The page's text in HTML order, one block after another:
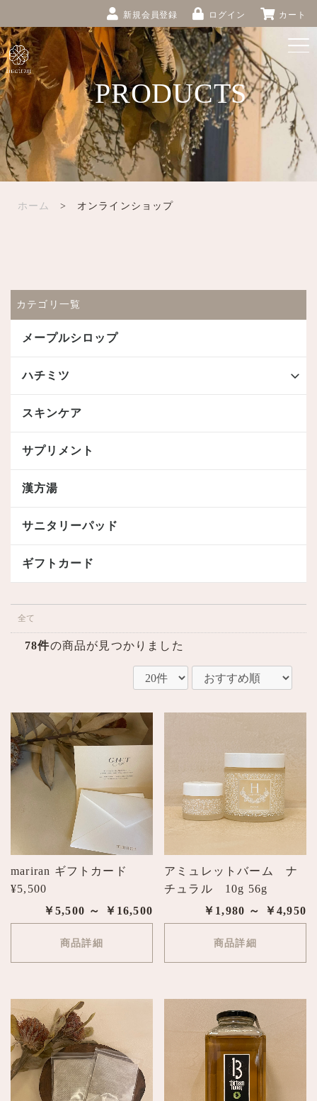
新規会員登録 ログイン カート
PRODUCTS
ホーム > オンラインショップ
カテゴリ一覧
メープルシロップ
ハチミツ
スキンケア
サプリメント
漢方湯
サニタリーパッド
ギフトカード
全て
78件の商品が見つかりました
mariran ギフトカード
¥5,500
￥5,500 ～ ￥16,500
商品詳細
アミュレットバーム ナ
チュラル 10g 56g
￥1,980 ～ ￥4,950
商品詳細